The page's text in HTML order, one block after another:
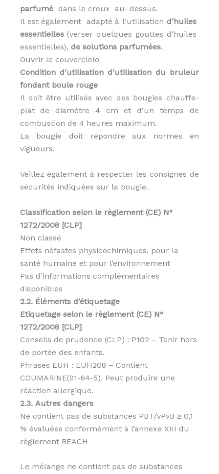
parfumé dans le creux au–dessus.
Il estégalement adapté à l‘utilisation d‘huiles
essentielles (verser quelques gouttes d‘huiles
essentielles), de solutions parfumées.
Ouvrir le couverclelo
Condition d’utilisation d’utilisation du bruleur
fondant boule rouge
Il doit être utilisés avec des bougies chauffe-
plat de diamètre 4 cm et d’un temps de
combustion de 4 heures maximum.
La bougie doit répondre aux normes en
vigueurs.
Veillez également à respecter les consignes de
sécurités indiquées sur la bougie.
Classification selon le règlement (CE) N°
1272/2008 [CLP]
Non classé
Effets néfastes physicochimiques, pour la
santé humaine et pour l’environnement
Pas d’informations complémentaires
disponibles
2.2. Éléments d’étiquetage
Etiquetage selon le règlement (CE) N°
1272/2008 [CLP]
Conseils de prudence (CLP) : P102 – Tenir hors
de portée des enfants.
Phrases EUH : EUH208 – Contient
COUMARINE(91-64-5). Peut produire une
réaction allergique.
2.3. Autres dangers
Ne contient pas de substances PBT/vPvB ≥ 0,1
% évaluées conformément à l’annexe XIII du
règlement REACH
Le mélange ne contient pas de substances